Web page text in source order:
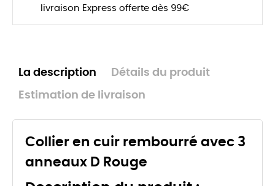
livraison Express offerte dès 99€
La description Détails du produit
Estimation de livraison
Collier en cuir rembourré avec 3
anneaux D Rouge